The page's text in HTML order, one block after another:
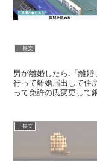
長文
男が離婚したら:「離
行って離婚届出して住
って免許の氏変更して
長文